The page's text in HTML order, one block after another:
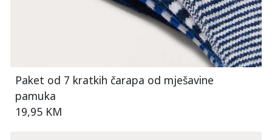
Paket od 7 kratkih čarapa od mješavine
pamuka
19,95 KM